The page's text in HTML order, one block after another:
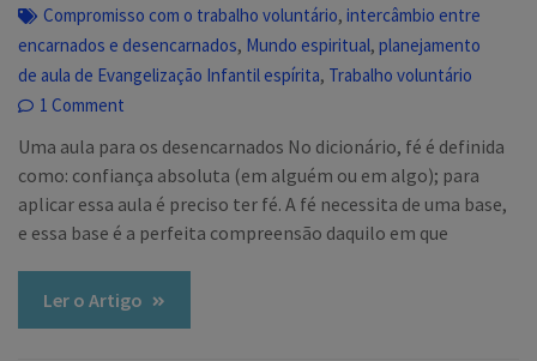
Compromisso com o trabalho voluntário,intercâmbio entre
encarnados e desencarnados, Mundo espiritual,planejamento
de aula de Evangelização Infantil espírita, Trabalho voluntário
1 Comment
Uma aula para os desencarnados No dicionário, fé é definida
como: confiança absoluta (em alguém ou em algo); para
aplicar essa aula é preciso ter fé. A fé necessita de uma base,
e essa base é a perfeita compreensão daquilo em que
Ler o Artigo